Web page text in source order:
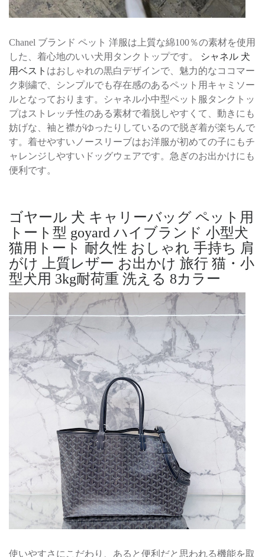
Chanel ブランド ペット 洋服は上質な綿100％の素材を使用
した、着心地のいい犬用タンクトップです。
シャネル 犬
用ベスト はおしゃれの黒白デザインで、魅力的なココマー
ク刺繍で、シンプルでも存在感のあるペット用キャミソー
ルとなっております。シャネル小中型ペット服タンクトッ
プはストレッチ性のある素材で着脱しやすくて、動きにも
妨げな、袖と襟がゆったりしているので脱ぎ着が楽ちんで
す。着せやすいノースリーブはお洋服が初めての子にもチ
ャレンジしやすいドッグウェアです。急ぎのお出かけにも
便利です。
ゴヤール 犬 キャリーバッグ ペット用
トート型 goyard ハイブランド 小型犬
猫用トート 耐久性 おしゃれ 手持ち 肩
がけ 上質レザー お出かけ 旅行 猫・小
型犬用 3kg耐荷重 洗える 8カラー
使いやすさにこだわり、あると便利だと思われる機能を取